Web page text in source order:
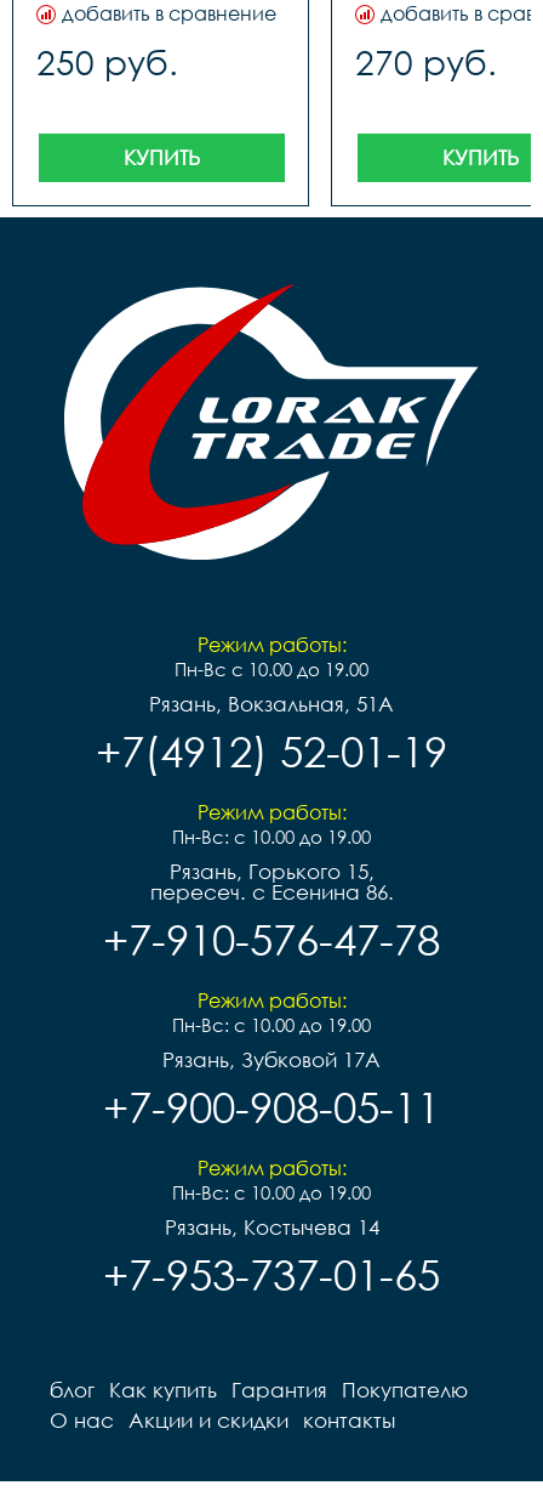
добавить в сравнение
250 руб.
КУПИТЬ
добавить в
270 руб.
КУПИТЬ
Режим работы:
Пн-Вс с 10.00 до 19.00
Рязань, Вокзальная, 51А
+7(4912) 52-01-19
Режим работы:
Пн-Вс: с 10.00 до 19.00
Рязань, Горького 15,
пересеч. с Есенина 86.
+7-910-576-47-78
Режим работы:
Пн-Вс: с 10.00 до 19.00
Рязань, Зубковой 17А
+7-900-908-05-11
Режим работы:
Пн-Вс: с 10.00 до 19.00
Рязань, Костычева 14
+7-953-737-01-65
блог Как купить Гарантия
Покупателю
О нас
Акции и скидки контакты